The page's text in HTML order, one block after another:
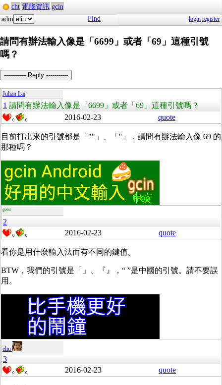
cht 電腦資訊 gcin
adm
Find login register
請問有辦法輸入像是「6699」或者「69」這種引號
嗎？
----------- Reply -----------
Julian Lai
1 請問有辦法輸入像是「6699」或者「69」這種引號嗎？
0 0 2016-02-23 quote
目前打出來的引號都是「""」、「''」，請問有辦法輸入像 69 的
那種嗎？
guest
2
0 0 2016-02-23 quote
看你是用什麼輸入法而有不同的鍵值。
BTW，我們的引號是「」、『』，“ ”是中國的引號。請不要誤
用。
eliu
3
0 0 2016-02-23 quote